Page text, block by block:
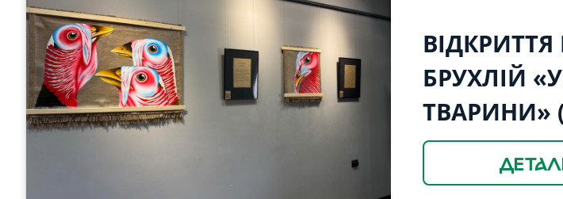
БРУХЛІЙ
ТВАРИНИ»